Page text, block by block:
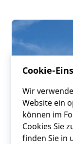
Cookie-
Wir
Website ein
können im
Cookies Sie
finden Sie in